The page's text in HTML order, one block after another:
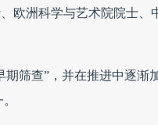
欧洲科学与艺术院院士、
期筛查”，并在推进中逐渐